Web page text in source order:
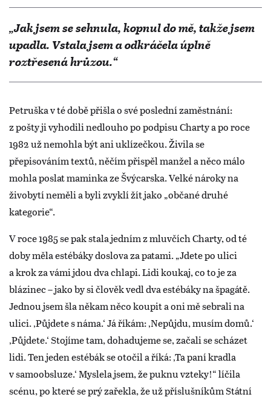
„Jak jsem se sehnula, kopnul do mě, takže jsem
upadla. Vstala jsem a odkráčela úplně
roztřesená hrůzou.“
Petruška v té době přišla o své poslední zaměstnání:
z pošty ji vyhodili nedlouho po podpisu Charty a po roce
1982 už nemohla být ani uklízečkou. Živila se
přepisováním textů, něčím přispěl manžel a něco málo
mohla poslat maminka ze Švýcarska. Velké nároky na
živobytí neměli a byli zvyklí žít jako „občané druhé
kategorie“.
V roce 1985 se pak stala jedním z mluvčích Charty, od té
doby měla estébáky doslova za patami. „Jdete po ulici
a krok za vámi jdou dva chlapi. Lidi koukaj, co to je za
blázinec – jako by si člověk vedl dva estébáky na špagátě.
Jednou jsem šla někam něco koupit a oni mě sebrali na
ulici. ‚Půjdete s náma.‘ Já říkám: ‚Nepůjdu, musím domů.‘
‚Půjdete.‘ Stojíme tam, dohadujeme se, začali se scházet
lidi. Ten jeden estébák se otočil a říká: ‚Ta paní kradla
v samoobsluze.‘ Myslela jsem, že puknu vzteky!“ líčila
scénu, po které se prý zařekla, že už příslušníkům Státní